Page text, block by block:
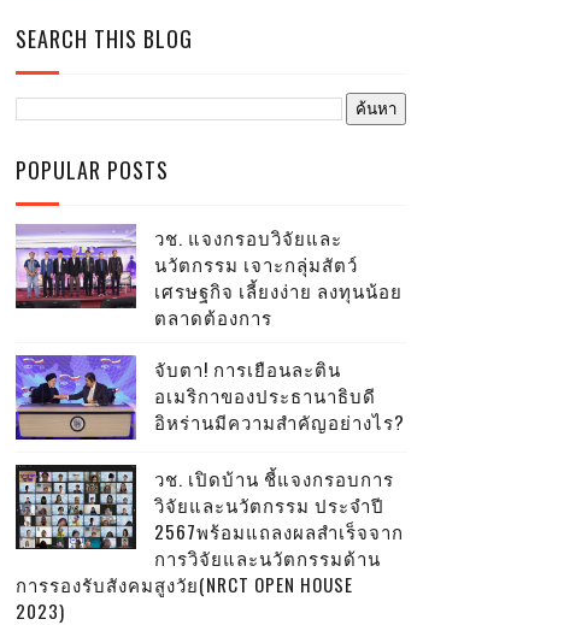
SEARCH THIS BLOG
POPULAR POSTS
วช. แจงกรอบวิจัยและ
นวัตกรรม เจาะกลุ่มสัตว์
เศรษฐกิจ เลี้ยงง่าย ลงทุนน้อย
ตลาดต้องการ
จับตา! การเยือนละติน
อเมริกาของประธานาธิบดี
อิหร่านมีความสำคัญอย่างไร?
วช. เปิดบ้าน ชี้แจงกรอบการ
วิจัยและนวัตกรรม ประจำปี
2567พร้อมแถลงผลสำเร็จจาก
การวิจัยและนวัตกรรมด้าน
การรองรับสังคมสูงวัย(NRCT OPEN HOUSE
2023)